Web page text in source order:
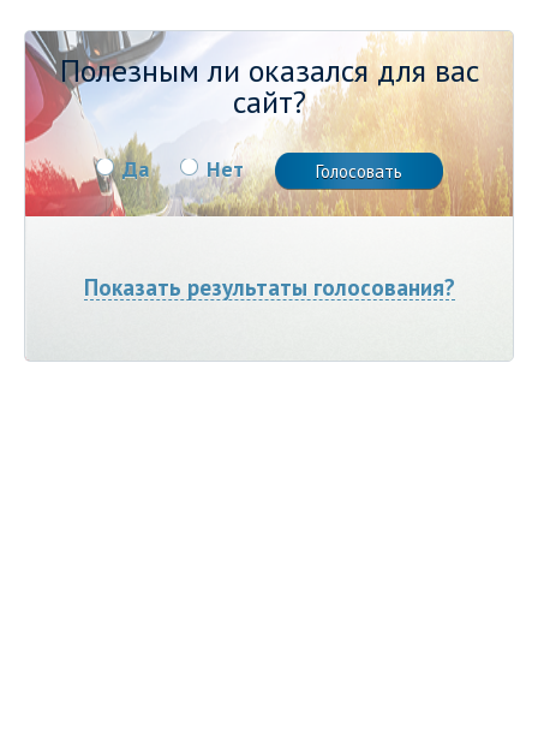
Полезным ли оказался для вас
сайт?
Да Нет
Показать результаты голосования?